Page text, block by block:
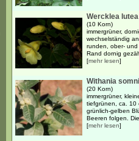
Wercklea lutea
(10 Korn)
immergrüner,
wechselständig
runden, ober-
Rand dornig
[mehr lesen]
Withania
(20 Korn)
immergrüner,
tiefgrünen, ca. 10
grünlich-gelben
Beeren folgen.
[mehr lesen]